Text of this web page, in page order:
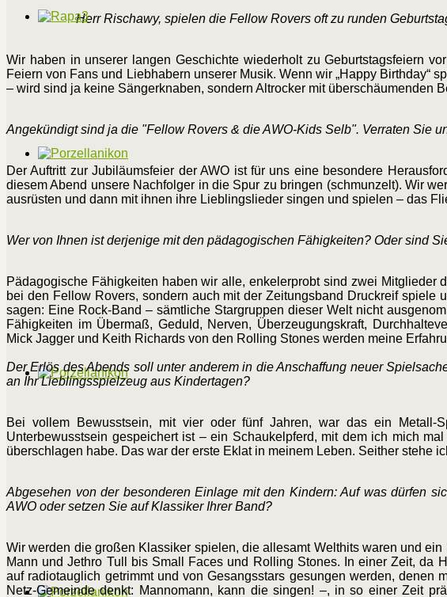
Herr Rischawy, spielen die Fellow Rovers oft zu runden
Wir haben in unserer langen Geschichte wiederholt zu Geburtstagsfeiern
Feiern von Fans und Liebhabern unserer Musik. Wenn wir „Happy Birthday“
– wird sind ja keine Sängerknaben, sondern Altrocker mit überschäumenden
Angekündigt sind ja die "Fellow Rovers & die AWO-Kids Selb". Verraten Sie
Der Auftritt zur Jubiläumsfeier der AWO ist für uns eine besondere
diesem Abend unsere Nachfolger in die Spur zu bringen (schmunzelt). Wir
ausrüsten und dann mit ihnen ihre Lieblingslieder singen und spielen – das
Wer von Ihnen ist derjenige mit den pädagogischen Fähigkeiten? Oder sind
Pädagogische Fähigkeiten haben wir alle, enkelerprobt sind zwei
bei den Fellow Rovers, sondern auch mit der Zeitungsband Druckreif
sagen: Eine Rock-Band – sämtliche Stargruppen dieser Welt nicht
Fähigkeiten im Übermaß, Geduld, Nerven, Überzeugungskraft,
Mick Jagger und Keith Richards von den Rolling Stones werden meine
Der Erlös des Abends soll unter anderem in die Anschaffung neuer
an Ihr Lieblingsspielzeug aus Kindertagen?
Bei vollem Bewusstsein, mit vier oder fünf Jahren, war das ein
Unterbewusstsein gespeichert ist – ein Schaukelpferd, mit dem ich mich
überschlagen habe. Das war der erste Eklat in meinem Leben. Seither stehe
Abgesehen von der besonderen Einlage mit den Kindern: Auf was dürfen
AWO oder setzen Sie auf Klassiker Ihrer Band?
Wir werden die großen Klassiker spielen, die allesamt Welthits waren und
Mann und Jethro Tull bis Small Faces und Rolling Stones. In einer Zeit, da
auf radiotauglich getrimmt und von Gesangsstars gesungen werden,
Netz-Gemeinde denkt: Mannomann, kann die singen! –, in so einer Zeit